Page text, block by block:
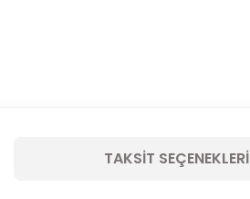
TAKSIT SEÇENEKLERI